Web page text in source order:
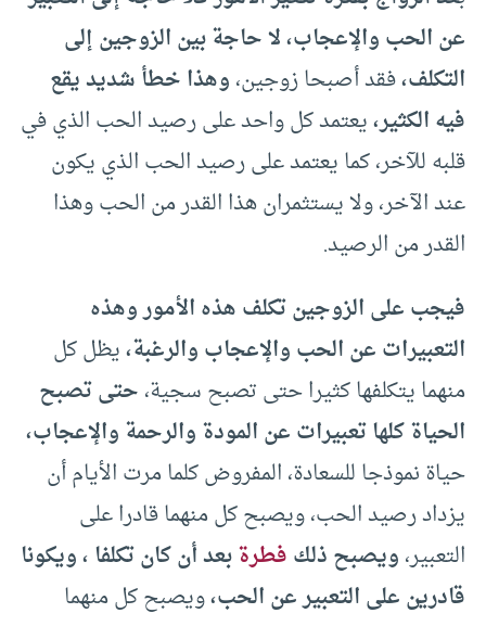
عن الحب والإعجاب، لا حاجة بين الزوجين إلى
التكلف،فقد أصبحا زوجين،وهذا خطأ شديد يقع
فيه الكثير،يعتمد كل واحد على رصيد الحب الذي في
قلبه للآخر، كما يعتمد على رصيد الحب الذي يكون
عند الآخر، ولا يستثمران هذا القدر من الحب وهذا
القدر من الرصيد.
فيجب على الزوجين تكلف هذه الأمور وهذه
التعبيرات عن الحب والإعجاب والرغبة،يظل كل
منهما يتكلفها كثيرا حتى تصبح سجية،حتى تصبح
الحياة كلها تعبيرات عن المودة والرحمة والإعجاب،
حياة نموذجا للسعادة، المفروض كلما مرت الأيام أن
يزداد رصيد الحب، ويصبح كل منهما قادرا على
التعبير،ويصبح ذلكفطرةبعد أن كان تكلفا ، ويكونا
قادرين على التعبير عن الحب،ويصبح كل منهما